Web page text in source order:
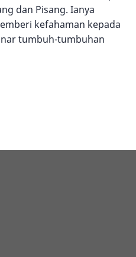
dan Pisang. Ianya
kefahaman kepada
tumbuh-tumbuhan